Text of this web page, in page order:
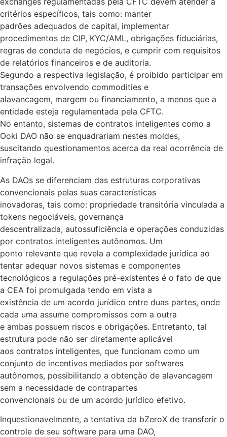
critérios específicos, tais como: manter
padrões adequados de capital, implementar
procedimentos de CIP, KYC/AML, obrigações fiduciárias,
regras de conduta de negócios, e cumprir com requisitos
de relatórios financeiros e de auditoria.
Segundo a respectiva legislação, é proibido participar em
transações envolvendo commodities e
alavancagem, margem ou financiamento, a menos que a
entidade esteja regulamentada pela CFTC.
No entanto, sistemas de contratos inteligentes como a
Ooki DAO não se enquadrariam nestes moldes,
suscitando questionamentos acerca da real ocorrência de
infração legal.
As DAOs se diferenciam das estruturas corporativas
convencionais pelas suas características
inovadoras, tais como: propriedade transitória vinculada a
tokens negociáveis, governança
descentralizada, autossuficiência e operações conduzidas
por contratos inteligentes autônomos. Um
ponto relevante que revela a complexidade jurídica ao
tentar adequar novos sistemas e componentes
tecnológicos a regulações pré-existentes é o fato de que
a CEA foi promulgada tendo em vista a
existência de um acordo jurídico entre duas partes, onde
cada uma assume compromissos com a outra
e ambas possuem riscos e obrigações. Entretanto, tal
estrutura pode não ser diretamente aplicável
aos contratos inteligentes, que funcionam como um
conjunto de incentivos mediados por softwares
autônomos, possibilitando a obtenção de alavancagem
sem a necessidade de contrapartes
convencionais ou de um acordo jurídico efetivo.
Inquestionavelmente, a tentativa da bZeroX de transferir o
controle de seu software para uma DAO,